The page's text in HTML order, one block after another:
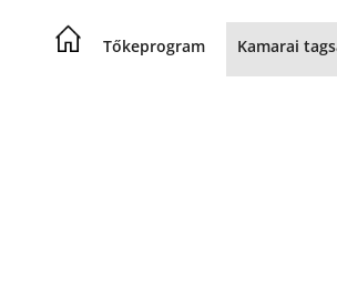
Tőkeprogram Kamarai